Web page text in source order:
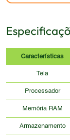
Características
Tela
Processador
Memória RAM
Armazenamento